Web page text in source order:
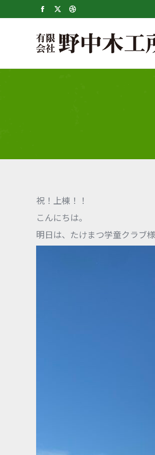
Facebook
opens
in
new
X
opens
in
new
Dribbble
opens
in
new
祝！上棟！！
こんにちは。
明日は、たけまつ学童クラブ